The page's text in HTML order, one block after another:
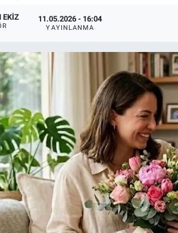
EKIZ 11.05.2026 - 16:04
YAYINLANMA